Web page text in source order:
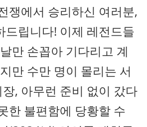
쟁에서 승리하신 여러분,
드립니다! 이제 레전드들
만 손꼽아 기다리고 계
만 수만 명이 몰리는 서
, 아무런 준비 없이 갔다
한 불편함에 당황할 수